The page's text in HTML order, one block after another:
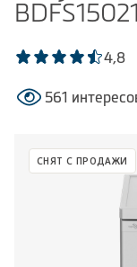
Плиты
Малая
4,8
561
СНЯТ С ПРОДАЖИ